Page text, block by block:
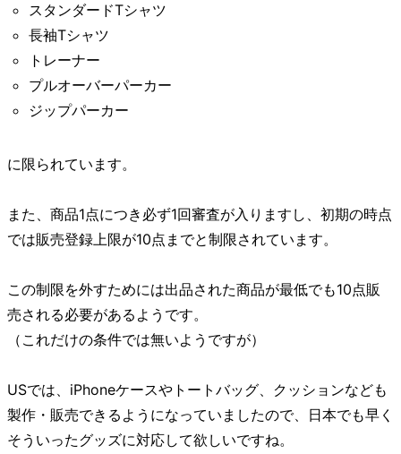
スタンダードTシャツ
長袖Tシャツ
トレーナー
プルオーバーパーカー
ジップパーカー
に限られています。
また、商品1点につき必ず1回審査が入りますし、初期の時点
では販売登録上限が10点までと制限されています。
この制限を外すためには出品された商品が最低でも10点販
売される必要があるようです。
（これだけの条件では無いようですが）
USでは、iPhoneケースやトートバッグ、クッションなども
製作・販売できるようになっていましたので、日本でも早く
そういったグッズに対応して欲しいですね。